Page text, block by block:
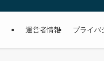
運営者情報 プライバ